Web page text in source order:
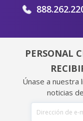
PERSONAL
Únase a nuestra
noticias